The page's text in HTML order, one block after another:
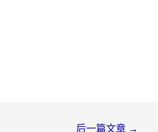
后一篇文章 →